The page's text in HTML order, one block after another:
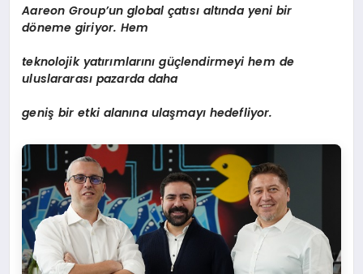
Aareon Group’un global çatısı altında yeni bir
döneme giriyor. Hem
teknolojik yatırımlarını güçlendirmeyi hem de
uluslararası pazarda daha
geniş bir etki alanına ulaşmayı hedefliyor.